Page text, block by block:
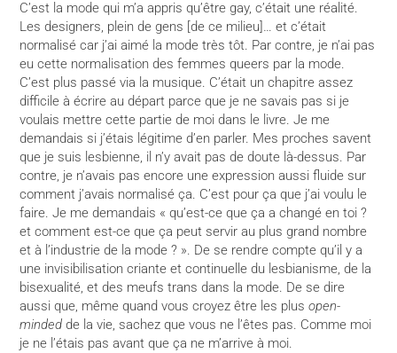
C’est la mode qui m’a appris qu’être gay, c’était une réalité.
Les designers, plein de gens [de ce milieu]… et c’était
normalisé car j’ai aimé la mode très tôt. Par contre, je n’ai pas
eu cette normalisation des femmes queers par la mode.
C’est plus passé via la musique. C’était un chapitre assez
difficile à écrire au départ parce que je ne savais pas si je
voulais mettre cette partie de moi dans le livre. Je me
demandais si j’étais légitime d’en parler. Mes proches savent
que je suis lesbienne, il n’y avait pas de doute là-dessus. Par
contre, je n’avais pas encore une expression aussi fluide sur
comment j’avais normalisé ça. C’est pour ça que j’ai voulu le
faire. Je me demandais « qu’est-ce que ça a changé en toi ?
et comment est-ce que ça peut servir au plus grand nombre
et à l’industrie de la mode ? ». De se rendre compte qu’il y a
une invisibilisation criante et continuelle du lesbianisme, de la
bisexualité, et des meufs trans dans la mode. De se dire
aussi que, même quand vous croyez être les plusopen-
minded de la vie, sachez que vous ne l’êtes pas. Comme moi
je ne l’étais pas avant que ça ne m’arrive à moi.